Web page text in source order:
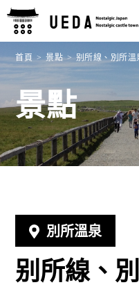
首頁 景點 别所線、別所溫
景點
別所溫泉
别所線、